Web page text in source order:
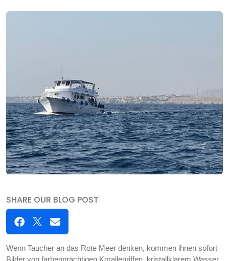
SHARE OUR BLOG POST
Wenn Taucher an das Rote Meer denken, kommen ihnen sofort